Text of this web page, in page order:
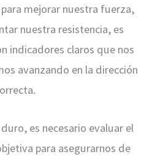
mejorar nuestra fuerza,
nuestra resistencia, es
indicadores claros que nos
avanzando en la dirección
es necesario evaluar el
para asegurarnos de